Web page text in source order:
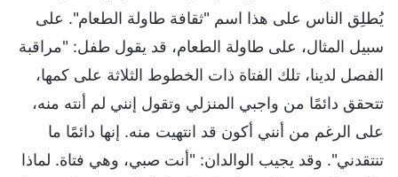
يُطلِق الناس على هذا اسم "ثقافة طاولة الطعام". على
سبيل المثال، على طاولة الطعام، قد يقول طفل: "مراقبة
الفصل لدينا، تلك الفتاة ذات الخطوط الثلاثة على كمها،
تتحقق دائمًا من واجبي المنزلي وتقول إنني لم أنته منه،
على الرغم من أنني أكون قد انتهيت منه. إنها دائمًا ما
تنتقدني". وقد يجيب الوالدان: "أنت صبي، وهي فتاة. لماذا